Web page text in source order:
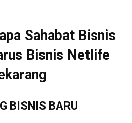
Sahabat Bisnis
Bisnis Netlife
BISNIS BARU